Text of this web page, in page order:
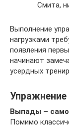
Смита,
Выполнение
нагрузками
появления
начинают
усердных
Выпады –
Помимо